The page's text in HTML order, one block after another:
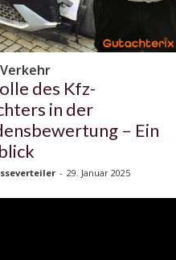
des Kfz-
in der
– Ein
- 29. Januar 2025